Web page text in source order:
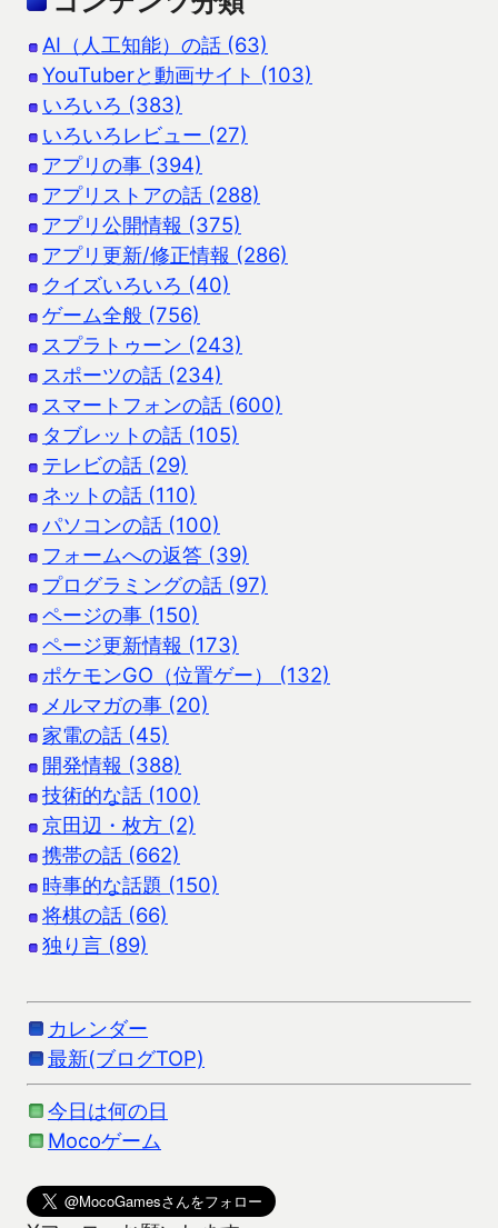
AI（人工知能）の話 (63)
YouTuberと動画サイト (103)
いろいろ (383)
いろいろレビュー (27)
アプリの事 (394)
アプリストアの話 (288)
アプリ公開情報 (375)
アプリ更新/修正情報 (286)
クイズいろいろ (40)
ゲーム全般 (756)
スプラトゥーン (243)
スポーツの話 (234)
スマートフォンの話 (600)
タブレットの話 (105)
テレビの話 (29)
ネットの話 (110)
パソコンの話 (100)
フォームへの返答 (39)
プログラミングの話 (97)
ページの事 (150)
ページ更新情報 (173)
ポケモンGO（位置ゲー） (132)
メルマガの事 (20)
家電の話 (45)
開発情報 (388)
技術的な話 (100)
京田辺・枚方 (2)
携帯の話 (662)
時事的な話題 (150)
将棋の話 (66)
独り言 (89)
カレンダー
最新(ブログTOP)
今日は何の日
Mocoゲーム